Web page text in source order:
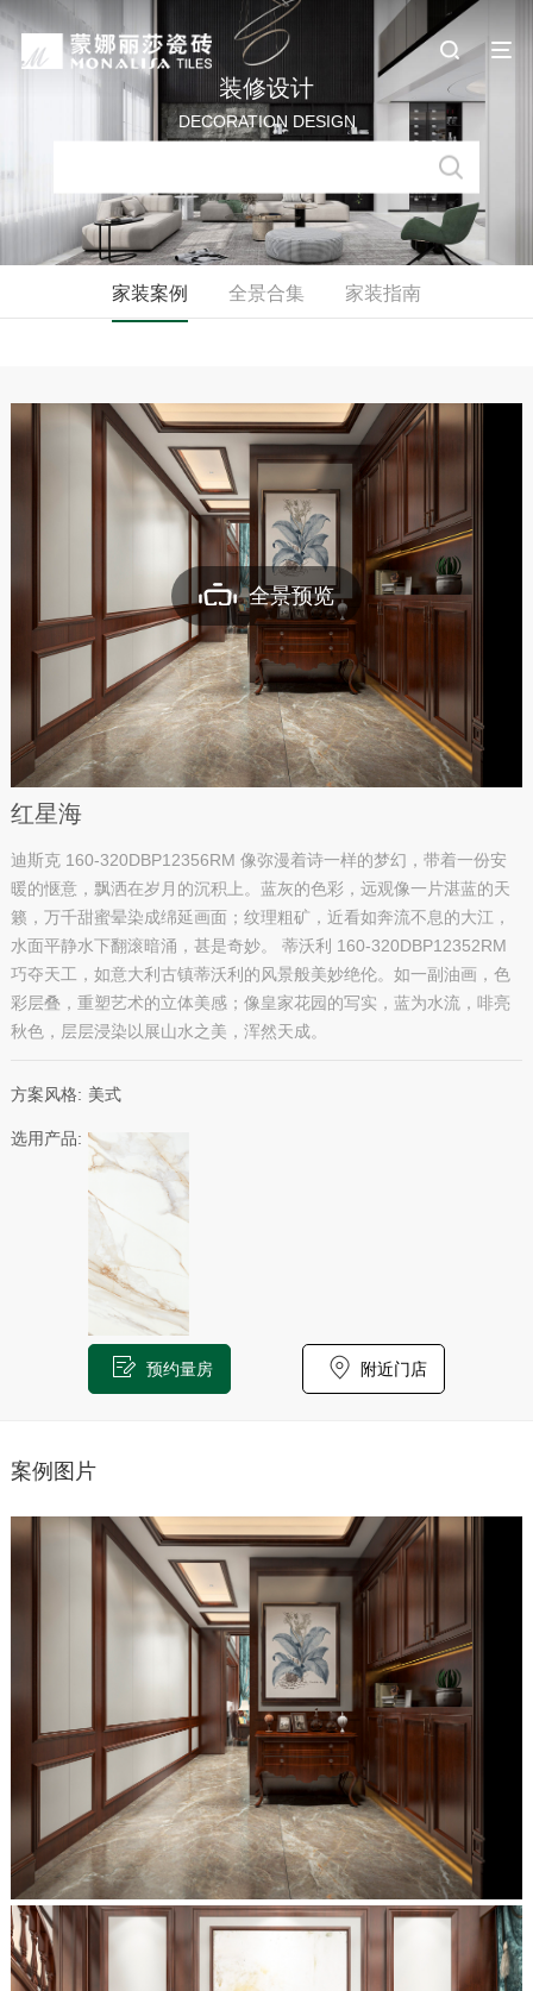
装修设计
DECORATION DESIGN
家装案例 全景合集 家装指南
全景预览
红星海
迪斯克 160-320DBP12356RM 像弥漫着诗一样的梦幻，带着一份安
暖的惬意，飘洒在岁月的沉积上。蓝灰的色彩，远观像一片湛蓝的天
籁，万千甜蜜晕染成绵延画面；纹理粗矿，近看如奔流不息的大江，
水面平静水下翻滚暗涌，甚是奇妙。 蒂沃利 160-320DBP12352RM
巧夺天工，如意大利古镇蒂沃利的风景般美妙绝伦。如一副油画，色
彩层叠，重塑艺术的立体美感；像皇家花园的写实，蓝为水流，啡亮
秋色，层层浸染以展山水之美，浑然天成。
方案风格: 美式
选用产品:
预约量房 附近门店
案例图片